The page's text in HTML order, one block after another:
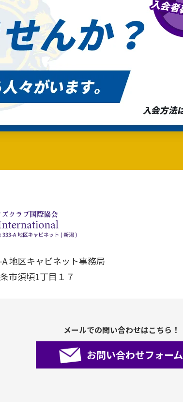
地区キャビネット事務局
市須頃1丁目１７
メールでの問い合わせはこちら！
お問い合わせフォーム